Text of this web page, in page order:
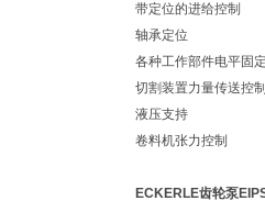
带定位的进给控制
轴承定位
各种工作部件电平固
切割装置力量传送控
液压支持
卷料机张力控制
ECKERLE齿轮泵